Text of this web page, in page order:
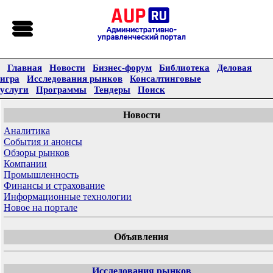
Главная Новости Бизнес-форум Библиотека
Деловая
игра
Исследования рынков
Консалтинговые
услуги
Программы Тендеры Поиск
Новости
Аналитика
События и анонсы
Обзоры рынков
Компании
Промышленность
Финансы и страхование
Информационные технологии
Новое на портале
Объявления
Исследования рынков